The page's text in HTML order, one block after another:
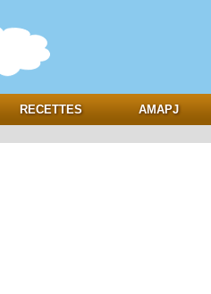
RECETTES AMAPJ